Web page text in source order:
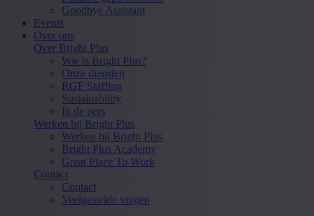
Goodbye Assistant
Events
Over ons
Over Bright Plus
Wie is Bright Plus?
Onze diensten
RGF Staffing
Sustainability
In de pers
Werken bij Bright Plus
Werken bij Bright Plus
Bright Plus Academy
Great Place To Work
Contact
Contact
Veelgestelde vragen